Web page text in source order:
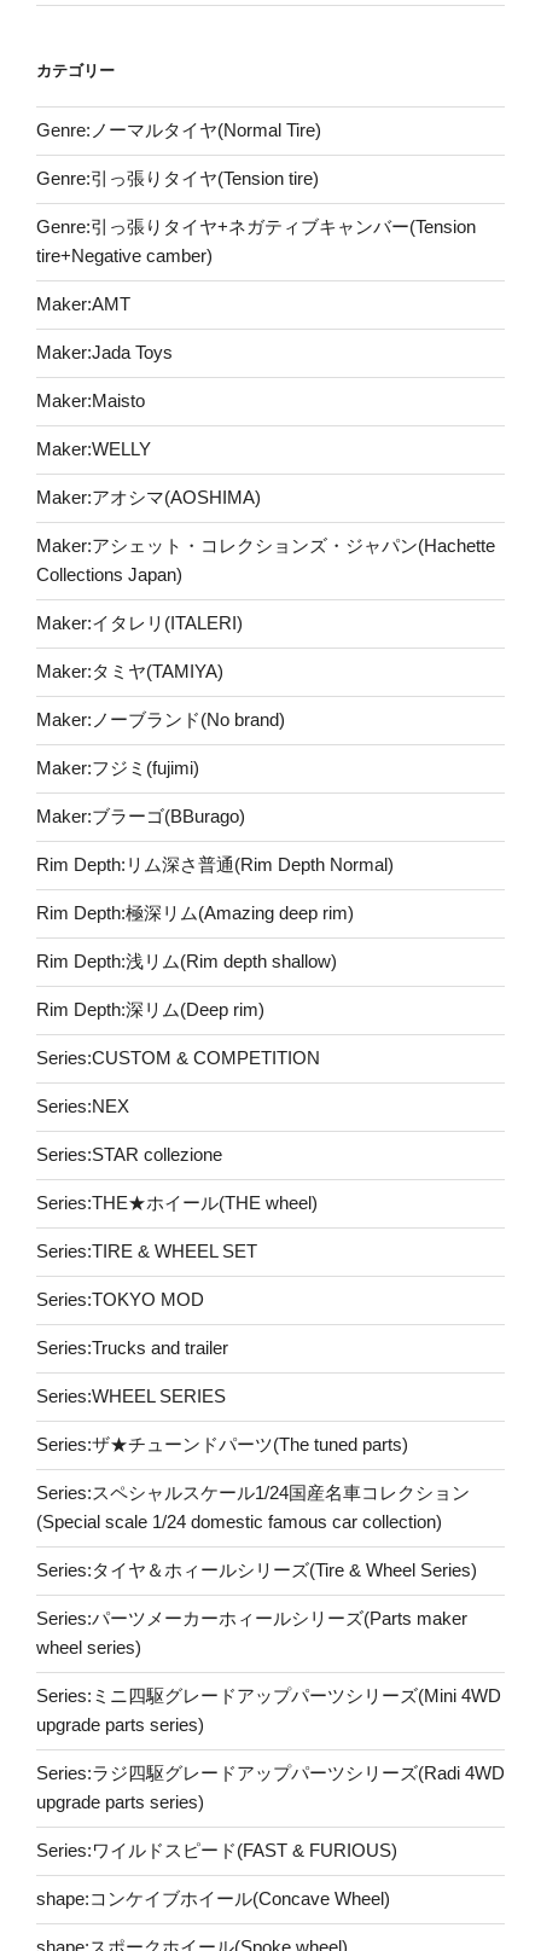
カテゴリー
Genre:ノーマルタイヤ(Normal Tire)
Genre:引っ張りタイヤ(Tension tire)
Genre:引っ張りタイヤ+ネガティブキャンバー(Tension
tire+Negative camber)
Maker:AMT
Maker:Jada Toys
Maker:Maisto
Maker:WELLY
Maker:アオシマ(AOSHIMA)
Maker:アシェット・コレクションズ・ジャパン(Hachette
Collections Japan)
Maker:イタレリ(ITALERI)
Maker:タミヤ(TAMIYA)
Maker:ノーブランド(No brand)
Maker:フジミ(fujimi)
Maker:ブラーゴ(BBurago)
Rim Depth:リム深さ普通(Rim Depth Normal)
Rim Depth:極深リム(Amazing deep rim)
Rim Depth:浅リム(Rim depth shallow)
Rim Depth:深リム(Deep rim)
Series:CUSTOM & COMPETITION
Series:NEX
Series:STAR collezione
Series:THE★ホイール(THE wheel)
Series:TIRE & WHEEL SET
Series:TOKYO MOD
Series:Trucks and trailer
Series:WHEEL SERIES
Series:ザ★チューンドパーツ(The tuned parts)
Series:スペシャルスケール1/24国産名車コレクション
(Special scale 1/24 domestic famous car collection)
Series:タイヤ＆ホィールシリーズ(Tire & Wheel Series)
Series:パーツメーカーホィールシリーズ(Parts maker
wheel series)
Series:ミニ四駆グレードアップパーツシリーズ(Mini 4WD
upgrade parts series)
Series:ラジ四駆グレードアップパーツシリーズ(Radi 4WD
upgrade parts series)
Series:ワイルドスピード(FAST & FURIOUS)
shape:コンケイブホイール(Concave Wheel)
shape:スポークホイール(Spoke wheel)